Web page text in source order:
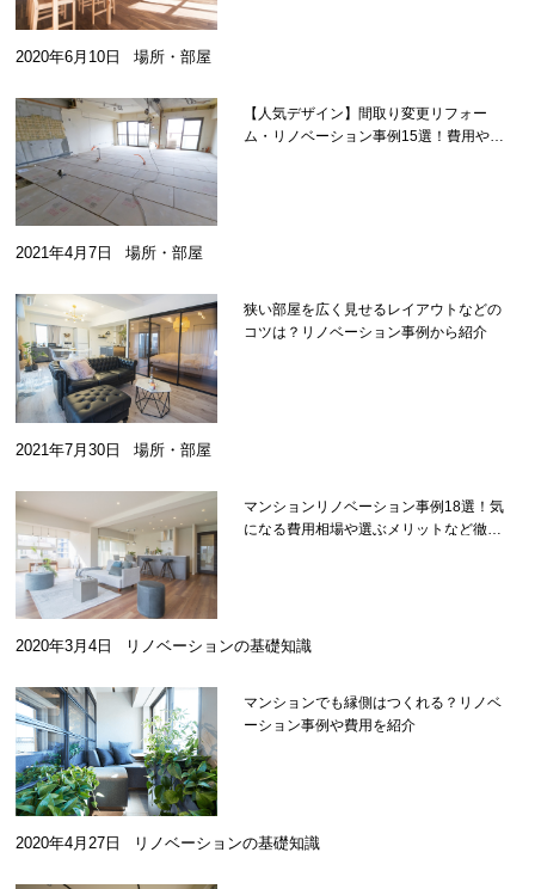
2020年6月10日 場所・部屋
【人気デザイン】間取り変更リフォー
ム・リノベーション事例15選！費用や注
2021年4月7日 場所・部屋
狭い部屋を広く見せるレイアウトなどの
コツは？リノベーション事例から紹介
2021年7月30日 場所・部屋
マンションリノベーション事例18選！気
になる費用相場や選ぶメリットなど徹底
2020年3月4日 リノベーションの基礎知識
マンションでも縁側はつくれる？リノベ
ーション事例や費用を紹介
2020年4月27日 リノベーションの基礎知識